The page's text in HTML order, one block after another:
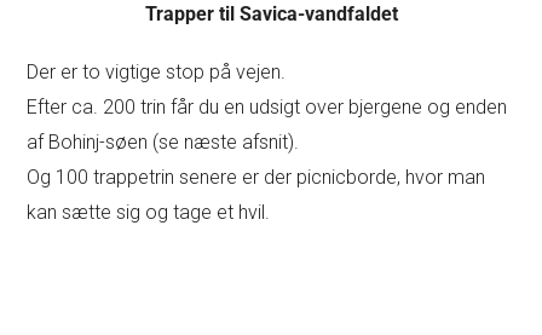
Trapper til Savica-vandfaldet
Der er to vigtige stop på vejen.
Efter ca. 200 trin får du en udsigt over bjergene og enden
af Bohinj-søen (se næste afsnit).
Og 100 trappetrin senere er der picnicborde, hvor man
kan sætte sig og tage et hvil.